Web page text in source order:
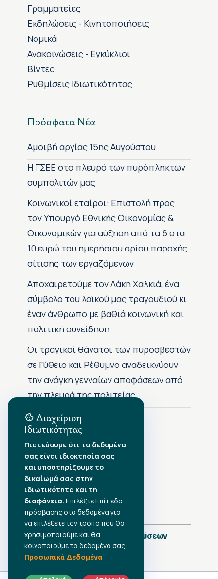
Γραμματείες
Εκδηλώσεις - Κινητοποιήσεις
Νομικά
Ανακοινώσεις - Εγκύκλιοι
Βίντεο
Ρυθμίσεις Ιδιωτικότητας
Πρόσφατα Νέα
Αμοιβή αργίας 15ης Αυγούστου
H ΓΣΕΕ στο πλευρό των πυρόπληκτων
συμπολιτών μας
Κοινωνικοί εταίροι: Επιστολή προς
τον Υπουργό Εθνικής Οικονομίας &
Οικονομικών για αύξηση από τα 6 στα
10 ευρώ του ημερήσιου ορίου παροχής
σίτισης των εργαζόμενων
Αποχαιρετούμε τον Λάκη Χαλκιά, ένα
σύμβολο του λαϊκού μας τραγουδιού κι
έναν άνθρωπο με βαθιά κοινωνική και
πολιτική συνείδηση
Οι τραγικοί θάνατοι των πυροσβεστών
σε Γύθειο και Ρέθυμνο αναδεικνύουν
την ανάγκη γενναίων αποφάσεων από
την πλευρά της πολιτείας
Αρχείο Δημοσιεύσεων
•Αύγουστος 2026
•Ιούλιος 2026
•Ιούνιος 2026
•Μάιος 2026
•Απρίλιος 2026
•Μάρτιος 2026
Πλήρες Ημερολόγιο Δημοσιεύσεων
Διαχείριση
Ιδιωτικότητας
Πιστεύουμε ότι τα δεδομένα
σας είναι ιδιοκτησία σας
και υποστηρίζουμε το
δικαίωμά σας στην
ιδιωτικότητα και τη
διαφάνεια. Επιλέξτε Επίπεδο
πρόσβασης στα δεδομένα για
να επιλέξετε τον τρόπο που θα
χρησιμοποιούμε και θα
κοινοποιούμε τα δεδομένα σας.
Προσωπικά Δεδομένα